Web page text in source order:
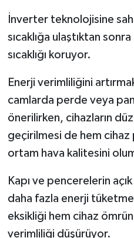
İnverter teknolojisine
sıcaklığa ulaştıktan
sıcaklığı koruyor.
Enerji verimliliğini
camlarda perde veya
önerilirken, cihazların
geçirilmesi de hem cihaz
ortam hava kalitesini
Kapı ve pencerelerin açık
daha fazla enerji
eksikliği hem cihaz
verimliliği düşürüyor.